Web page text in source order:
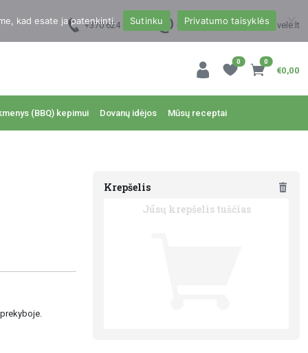
+370 624 00988 uzsakymai@dzukukrautuvele.lt
0 0
€0,00
(BBQ) kepimui Dovanų idėjos Mūsų receptai
Krepšelis
Jūsų krepšelis tuščias
kad esate ja patenkinti. Sutinku Privatumo taisyklės